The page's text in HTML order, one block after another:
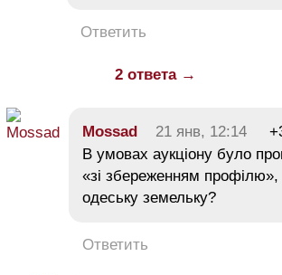
Ответить
2 ответа →
Mossad 21 янв, 12:14
В умовах аукціону було
«зі збереженням
одеську земельку?
Ответить